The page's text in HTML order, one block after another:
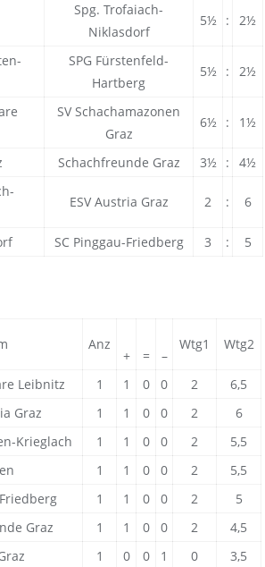
Spg. Trofaiach-
Niklasdorf
5½ : 2½
SPG Fürstenfeld-
Hartberg
5½ : 2½
SV Schachamazonen
Graz
6½ : 1½
Schachfreunde Graz 3½ : 4½
ESV Austria Graz 2 : 6
SC Pinggau-Friedberg 3 : 5
Anz
+ = –
Wtg1 Wtg2
Leibnitz 1 1 0 0 2
6,5
Graz 1 1 0 0 2
6
Krieglach 1 1 0 0 2
5,5
1 1 0 0 2
5,5
1 1 0 0 2
5
Graz 1 1 0 0 2
4,5
1 0 0 1 0
3,5